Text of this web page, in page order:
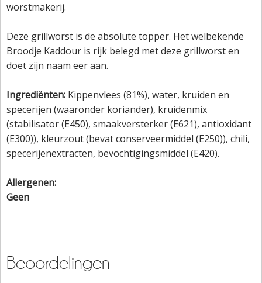
worstmakerij.
Deze grillworst is de absolute topper. Het welbekende
Broodje Kaddour is rijk belegd met deze grillworst en
doet zijn naam eer aan.
Ingrediënten: Kippenvlees (81%), water, kruiden en
specerijen (waaronder koriander), kruidenmix
(stabilisator (E450), smaakversterker (E621), antioxidant
(E300)), kleurzout (bevat conserveermiddel (E250)), chili,
specerijenextracten, bevochtigingsmiddel (E420).
Allergenen:
Geen
Beoordelingen